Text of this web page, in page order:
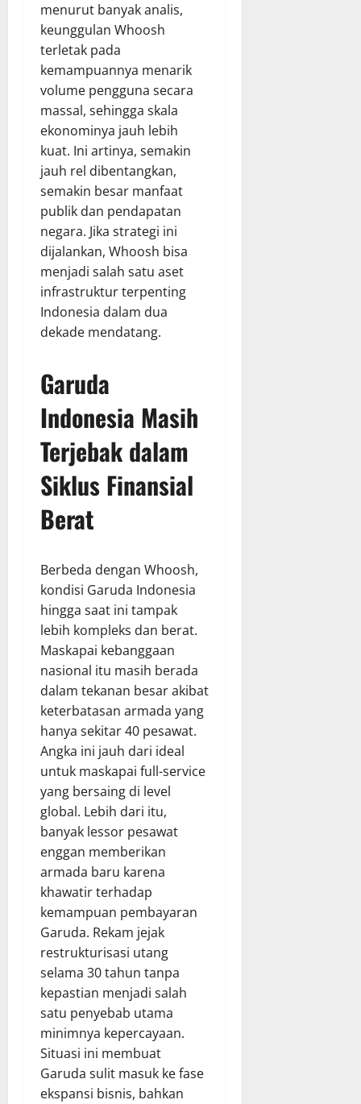
menurut banyak analis,
keunggulan Whoosh
terletak pada
kemampuannya menarik
volume pengguna secara
massal, sehingga skala
ekonominya jauh lebih
kuat. Ini artinya, semakin
jauh rel dibentangkan,
semakin besar manfaat
publik dan pendapatan
negara. Jika strategi ini
dijalankan, Whoosh bisa
menjadi salah satu aset
infrastruktur terpenting
Indonesia dalam dua
dekade mendatang.
Garuda
Indonesia Masih
Terjebak dalam
Siklus Finansial
Berat
Berbeda dengan Whoosh,
kondisi Garuda Indonesia
hingga saat ini tampak
lebih kompleks dan berat.
Maskapai kebanggaan
nasional itu masih berada
dalam tekanan besar akibat
keterbatasan armada yang
hanya sekitar 40 pesawat.
Angka ini jauh dari ideal
untuk maskapai full-service
yang bersaing di level
global. Lebih dari itu,
banyak lessor pesawat
enggan memberikan
armada baru karena
khawatir terhadap
kemampuan pembayaran
Garuda. Rekam jejak
restrukturisasi utang
selama 30 tahun tanpa
kepastian menjadi salah
satu penyebab utama
minimnya kepercayaan.
Situasi ini membuat
Garuda sulit masuk ke fase
ekspansi bisnis, bahkan